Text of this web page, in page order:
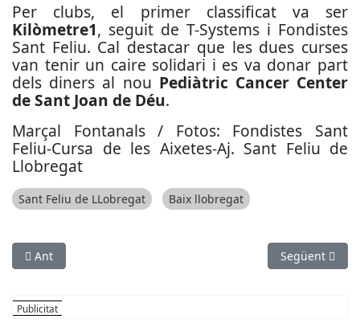
Per clubs, el primer classificat va ser
Kilòmetre1, seguit de T-Systems i Fondistes
Sant Feliu. Cal destacar que les dues curses
van tenir un caire solidari i es va donar part
dels diners al nou Pediàtric Cancer Center
de Sant Joan de Déu.
Marçal Fontanals / Fotos: Fondistes Sant
Feliu-Cursa de les Aixetes-Aj. Sant Feliu de
Llobregat
Sant Feliu de LLobregat Baix llobregat
Article anterior: El CHL Jujol Jokers puja a la Lliga Elit
Ant Article
Següent